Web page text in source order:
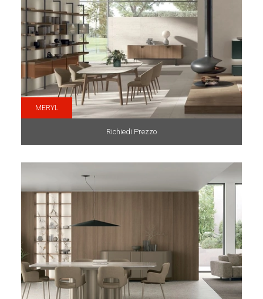
MERYL
Richiedi Prezzo